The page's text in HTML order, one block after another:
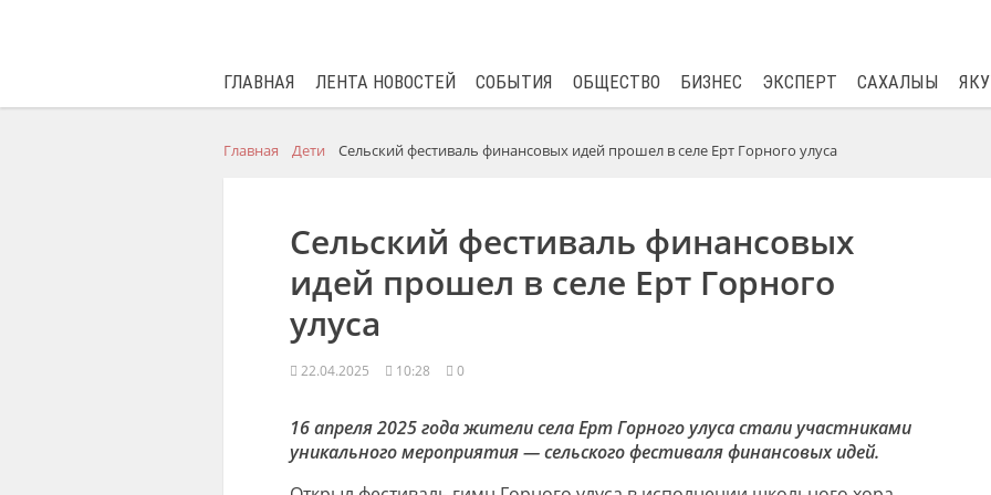
ГЛАВНАЯ ЛЕНТА НОВОСТЕЙ СОБЫТИЯ ОБЩЕСТВО БИЗНЕС ЭКСПЕРТ САХАЛЫЫ
Главная Дети Сельский фестиваль финансовых идей прошел в селе Ерт Горного улуса
Сельский фестиваль финансовых
идей прошел в селе Ерт Горного
улуса
22.04.2025 10:28 0
16 апреля 2025 года жители села Ерт Горного улуса стали участниками
уникального мероприятия — сельского фестиваля финансовых идей.